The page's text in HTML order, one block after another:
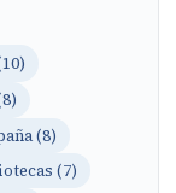
(8)
(7)